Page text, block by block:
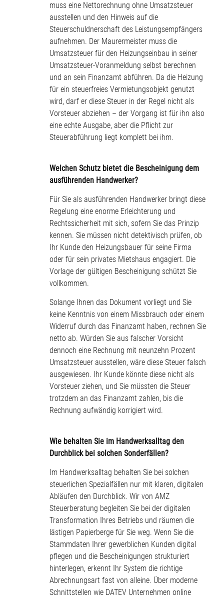
muss eine Nettorechnung ohne Umsatzsteuer
ausstellen und den Hinweis auf die
Steuerschuldnerschaft des Leistungsempfängers
aufnehmen. Der Maurermeister muss die
Umsatzsteuer für den Heizungseinbau in seiner
Umsatzsteuer-Voranmeldung selbst berechnen
und an sein Finanzamt abführen. Da die Heizung
für ein steuerfreies Vermietungsobjekt genutzt
wird, darf er diese Steuer in der Regel nicht als
Vorsteuer abziehen – der Vorgang ist für ihn also
eine echte Ausgabe, aber die Pflicht zur
Steuerabführung liegt komplett bei ihm.
Welchen Schutz bietet die Bescheinigung dem
ausführenden Handwerker?
Für Sie als ausführenden Handwerker bringt diese
Regelung eine enorme Erleichterung und
Rechtssicherheit mit sich, sofern Sie das Prinzip
kennen. Sie müssen nicht detektivisch prüfen, ob
Ihr Kunde den Heizungsbauer für seine Firma
oder für sein privates Mietshaus engagiert. Die
Vorlage der gültigen Bescheinigung schützt Sie
vollkommen.
Solange Ihnen das Dokument vorliegt und Sie
keine Kenntnis von einem Missbrauch oder einem
Widerruf durch das Finanzamt haben, rechnen Sie
netto ab. Würden Sie aus falscher Vorsicht
dennoch eine Rechnung mit neunzehn Prozent
Umsatzsteuer ausstellen, wäre diese Steuer falsch
ausgewiesen. Ihr Kunde könnte diese nicht als
Vorsteuer ziehen, und Sie müssten die Steuer
trotzdem an das Finanzamt zahlen, bis die
Rechnung aufwändig korrigiert wird.
Wie behalten Sie im Handwerksalltag den
Durchblick bei solchen Sonderfällen?
Im Handwerksalltag behalten Sie bei solchen
steuerlichen Spezialfällen nur mit klaren, digitalen
Abläufen den Durchblick. Wir von AMZ
Steuerberatung begleiten Sie bei der digitalen
Transformation Ihres Betriebs und räumen die
lästigen Papierberge für Sie weg. Wenn Sie die
Stammdaten Ihrer gewerblichen Kunden digital
pflegen und die Bescheinigungen strukturiert
hinterlegen, erkennt Ihr System die richtige
Abrechnungsart fast von alleine. Über moderne
Schnittstellen wie DATEV Unternehmen online